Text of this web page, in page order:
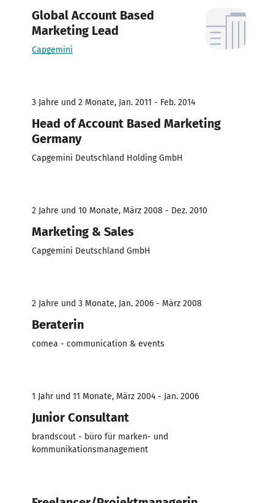
Global Account Based
Marketing Lead
Capgemini
3 Jahre und 2 Monate, Jan. 2011 - Feb. 2014
Head of Account Based Marketing
Germany
Capgemini Deutschland Holding GmbH
2 Jahre und 10 Monate, März 2008 - Dez. 2010
Marketing & Sales
Capgemini Deutschland GmbH
2 Jahre und 3 Monate, Jan. 2006 - März 2008
Beraterin
comea - communication & events
1 Jahr und 11 Monate, März 2004 - Jan. 2006
Junior Consultant
brandscout - büro für marken- und
kommunikationsmanagement